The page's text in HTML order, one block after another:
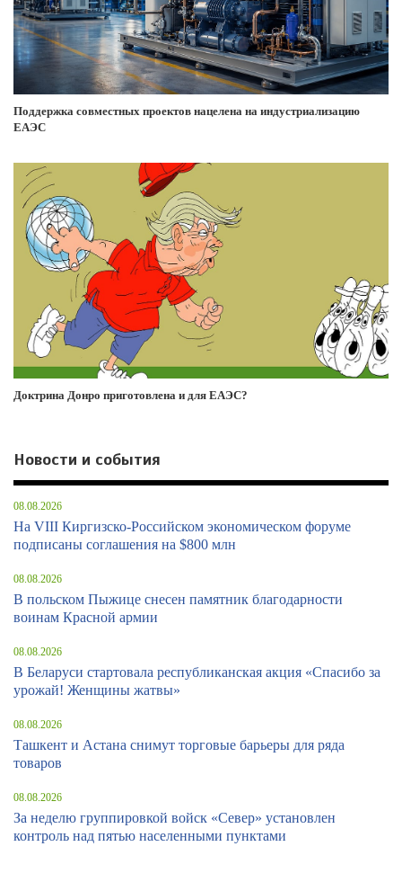
Поддержка совместных проектов нацелена на индустриализацию
ЕАЭС
Доктрина Донро приготовлена и для ЕАЭС?
Новости и события
08.08.2026
На VIII Киргизско-Российском экономическом форуме
подписаны соглашения на $800 млн
08.08.2026
В польском Пыжице снесен памятник благодарности
воинам Красной армии
08.08.2026
В Беларуси стартовала республиканская акция «Спасибо за
урожай! Женщины жатвы»
08.08.2026
Ташкент и Астана снимут торговые барьеры для ряда
товаров
08.08.2026
За неделю группировкой войск «Север» установлен
контроль над пятью населенными пунктами